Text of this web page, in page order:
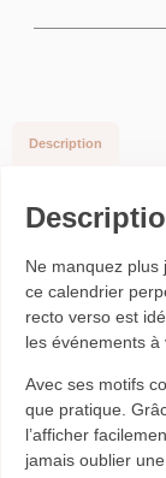
Description
Ne manquez plus
ce calendrier
recto verso est
les événements à
Avec ses motifs
que pratique.
l’afficher
jamais oublier